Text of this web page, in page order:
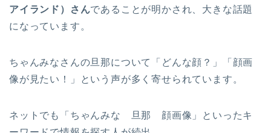
アイランド）さんであることが明かされ、大きな話題
になっています。
ちゃんみなさんの旦那について「どんな顔？」「顔画
像が見たい！」という声が多く寄せられています。
ネットでも「ちゃんみな 旦那 顔画像」といったキ